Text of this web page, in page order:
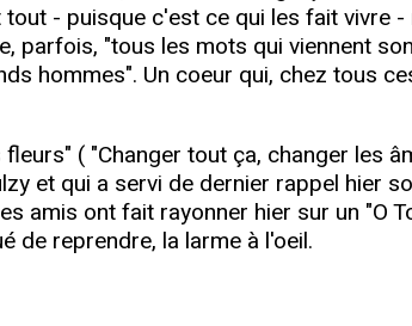
- puisque c'est ce qui les fait vivre
parfois, "tous les mots qui viennent
hommes". Un coeur qui, chez tous
( "Changer tout ça, changer les
et qui a servi de dernier rappel hier
amis ont fait rayonner hier sur un "O
de reprendre, la larme à l'oeil.